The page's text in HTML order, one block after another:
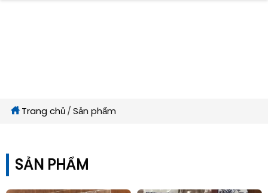
Trang chủ Sản phẩm
SẢN PHẨM